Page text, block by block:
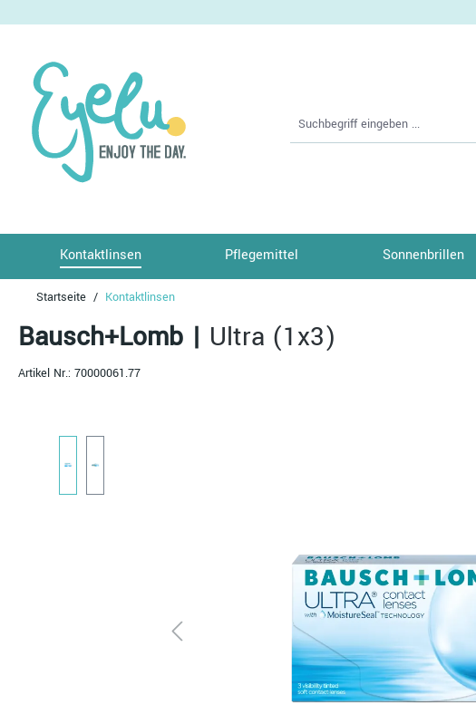
Kontaktlinsen Pflegemittel Sonnenbrillen
Startseite Kontaktlinsen
Bausch+Lomb | Ultra (1x3)
Artikel Nr.: 70000061.77